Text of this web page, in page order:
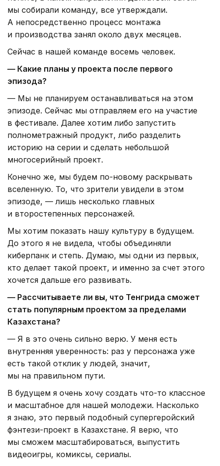
мы собирали команду, все утверждали.
А непосредственно процесс монтажа
и производства занял около двух месяцев.
Сейчас в нашей команде восемь человек.
— Какие планы у проекта после первого
эпизода?
— Мы не планируем останавливаться на этом
эпизоде. Сейчас мы отправляем его на участие
в фестивале. Далее хотим либо запустить
полнометражный продукт, либо разделить
историю на серии и сделать небольшой
многосерийный проект.
Конечно же, мы будем по-новому раскрывать
вселенную. То, что зрители увидели в этом
эпизоде, — лишь несколько главных
и второстепенных персонажей.
Мы хотим показать нашу культуру в будущем.
До этого я не видела, чтобы объединяли
киберпанк и степь. Думаю, мы одни из первых,
кто делает такой проект, и именно за счет этого
хочется дальше его развивать.
— Рассчитываете ли вы, что Тенгрида сможет
стать популярным проектом за пределами
Казахстана?
— Я в это очень сильно верю. У меня есть
внутренняя уверенность: раз у персонажа уже
есть такой отклик у людей, значит,
мы на правильном пути.
В будущем я очень хочу создать что-то классное
и масштабное для нашей молодежи. Насколько
я знаю, это первый подобный супергеройский
фэнтези-проект в Казахстане. Я верю, что
мы сможем масштабироваться, выпустить
видеоигры, комиксы, сериалы.